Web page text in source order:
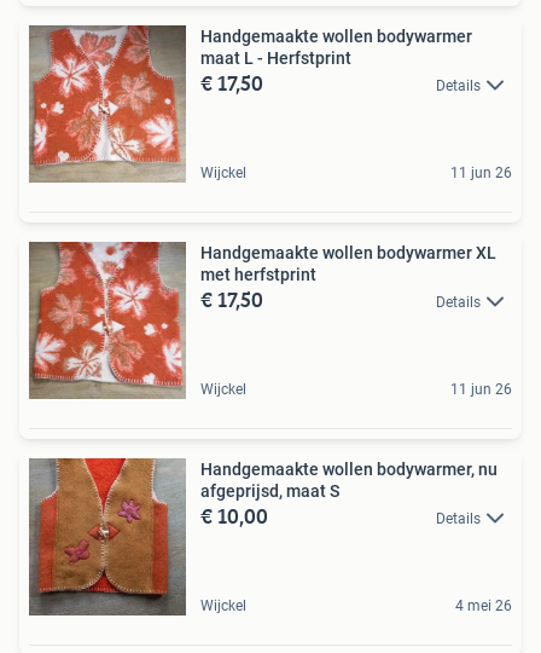
Handgemaakte wollen bodywarmer
maat L - Herfstprint
€ 17,50 Details
Wijckel 11 jun 26
Handgemaakte wollen bodywarmer XL
met herfstprint
€ 17,50 Details
Wijckel 11 jun 26
Handgemaakte wollen bodywarmer, nu
afgeprijsd, maat S
€ 10,00 Details
Wijckel 4 mei 26